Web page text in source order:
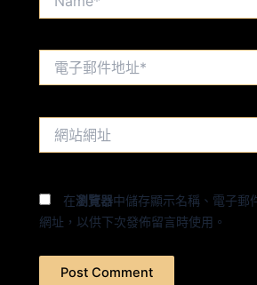
在瀏覽器中儲存顯示名稱、電子郵
網址，以供下次發佈留言時使用。